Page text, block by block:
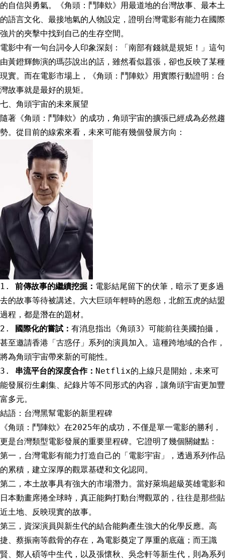
的自信與勇氣。《角頭：鬥陣欸》用最道地的台灣故事、最本土
的語言文化、最接地氣的人物設定，證明台灣電影有能力在國際
強片的夾擊中找到自己的生存空間。
電影中有一句台詞令人印象深刻：「南部有錢就是規矩！」這句
由黃鐙輝飾演的瑪莎說出的話，雖然看似囂張，卻也反映了某種
現實。而在電影市場上，《角頭：鬥陣欸》用實際行動證明：台
灣故事就是最好的規矩。
七、角頭宇宙的未來展望
隨著《角頭：鬥陣欸》的成功，角頭宇宙的擴張已經成為必然趨
勢。從目前的線索來看，未來可能有幾個發展方向：
1. 前傳故事的繼續挖掘： 電影結尾留下的伏筆，暗示了更多過
去的故事等待被講述。六大巨頭年輕時的恩怨，北館五虎的結盟
過程，都是潛在的題材。
2.
國際化的嘗試： 有消息指出《角頭3》可能前往美國拍攝，
甚至邀請香港「古惑仔」系列的演員加入。這種跨地域的合作，
將為角頭宇宙帶來新的可能性。
3. 串流平台的深度合作： Netflix的上線只是開始，未來可
能發展衍生劇集、紀錄片等不同形式的內容，讓角頭宇宙更加豐
富多元。
結語：台灣黑幫電影的新里程碑
《角頭：鬥陣欸》在2025年的成功，不僅是單一電影的勝利，
更是台灣類型電影發展的重要里程碑。它證明了幾個關鍵點：
第一，台灣電影有能力打造自己的「電影宇宙」，透過系列作品
的累積，建立深厚的觀眾基礎和文化認同。
第二，本土故事具有強大的市場潛力。當好萊塢超級英雄電影和
日本動畫席捲全球時，真正能夠打動台灣觀眾的，往往是那些貼
近土地、反映現實的故事。
第三，資深演員與新生代的結合能夠產生強大的化學反應。高
捷、蔡振南等戲骨的存在，為電影奠定了厚重的底蘊；而王識
賢、鄭人碩等中生代，以及張懷秋、吳念軒等新生代，則為系列